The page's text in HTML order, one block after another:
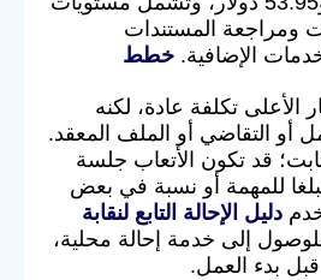
ومراجعة المستندات
الإضافية.خطط
الأعلى تكلفة عادة، لكنه
أو التقاضي أو الملف المعقد.
قد تكون الأتعاب جلسة
للمهمة أو نسبة في بعض
دليل الإحالة التابع لنقابة
إلى خدمة إحالة محلية،
بدء العمل.